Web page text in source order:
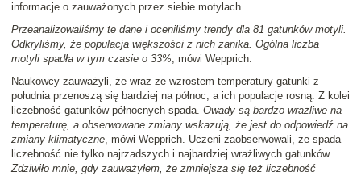
informacje o zauważonych przez siebie motylach.
Przeanalizowaliśmy te dane i oceniliśmy trendy dla 81 gatunków motyli.
Odkryliśmy, że populacja większości z nich zanika. Ogólna liczba
motyli spadła w tym czasie o 33%, mówi Wepprich.
Naukowcy zauważyli, że wraz ze wzrostem temperatury gatunki z
południa przenoszą się bardziej na północ, a ich populacje rosną. Z kolei
liczebność gatunków północnych spada. Owady są bardzo wrażliwe na
temperaturę, a obserwowane zmiany wskazują, że jest do odpowiedź na
zmiany klimatyczne, mówi Wepprich. Uczeni zaobserwowali, że spada
liczebność nie tylko najrzadszych i najbardziej wrażliwych gatunków.
Zdziwiło mnie, gdy zauważyłem, że zmniejsza się też liczebność